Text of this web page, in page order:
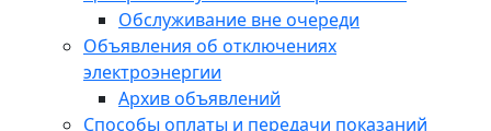
Обслуживание вне очереди
Объявления об отключениях
электроэнергии
Архив объявлений
Способы оплаты и передачи показаний